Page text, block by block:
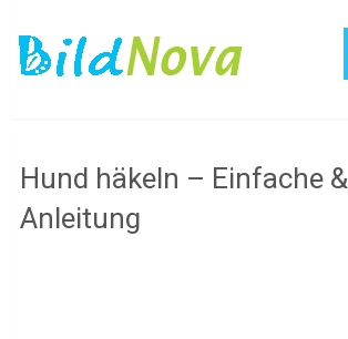
Hund häkeln – Einfache
Anleitung